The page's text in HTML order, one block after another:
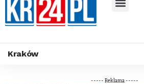
Kraków
----- Reklama -----